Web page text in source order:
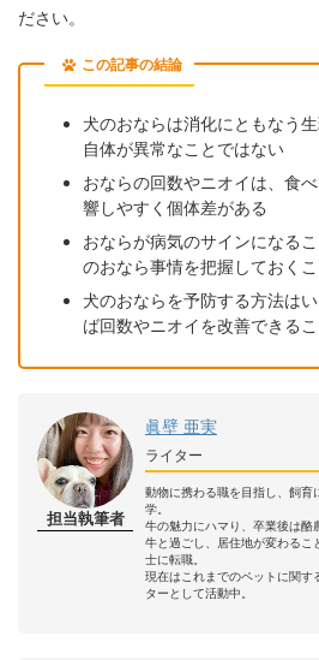
ださい。
この記事の結論
犬のおならは消化にともなう
自体が異常なことではない
おならの回数やニオイは、食
響しやすく個体差がある
おならが病気のサインになる
のおなら事情を把握しておく
犬のおならを予防する方法は
ば回数やニオイを改善できる
担当執筆者
眞壁 亜実
ライター
動物に携わる職を目指し、飼育
学。
牛の魅力にハマり、卒業後は酪
牛と過ごし、居住地が変わるこ
士に転職。
現在はこれまでのペットに関す
ターとして活動中。